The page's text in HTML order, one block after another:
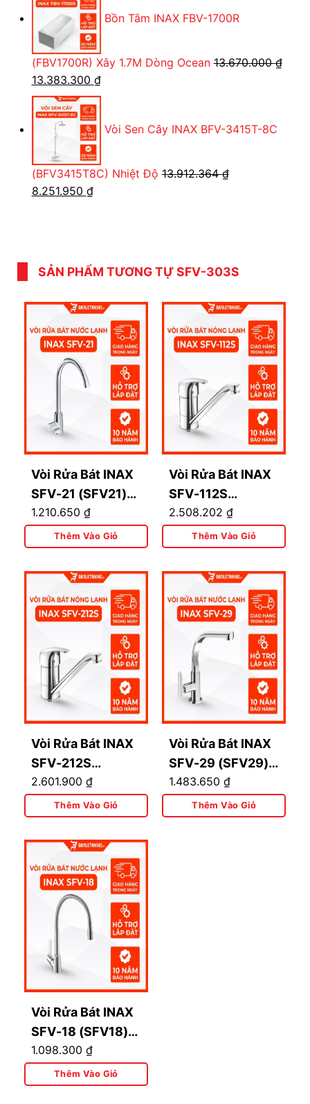
là:
2.533.091 ₫.
tại
là:
1.958.250 ₫.
Bồn Tắm INAX FBV-1700R
(FBV1700R) Xây 1.7M Dòng Ocean 13.670.000₫
Giá
gốc
là:
13.670.000 ₫.
13.383.300 ₫Giá
hiện
là:
Vòi Sen Cây INAX BFV-3415T-8C
(BFV3415T8C) Nhiệt Độ 13.912.364₫
Giá
8.251.950 ₫Giá
SẢN PHẨM TƯƠNG TỰ SFV-303S
Vòi Rửa Bát INAX
SFV-21 (SFV21)
Nước Lạnh
1.210.650 ₫
Thêm Vào Giỏ
Vòi Rửa Bát INAX
SFV-112S
(SFV112S) Nóng
Lạnh
2.508.202 ₫
Thêm Vào Giỏ
Vòi Rửa Bát INAX
SFV-212S
(SFV212S) Nóng
Lạnh
2.601.900 ₫
Thêm Vào Giỏ
Vòi Rửa Bát INAX
SFV-29 (SFV29)
Nước Lạnh
1.483.650 ₫
Thêm Vào Giỏ
Vòi Rửa Bát INAX
SFV-18 (SFV18)
Nước Lạnh
1.098.300 ₫
Thêm Vào Giỏ